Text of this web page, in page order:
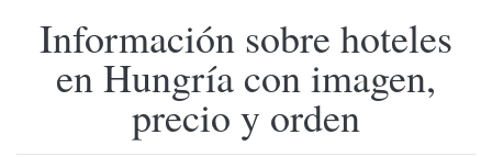
Información sobre hoteles
en Hungría con imagen,
precio y orden